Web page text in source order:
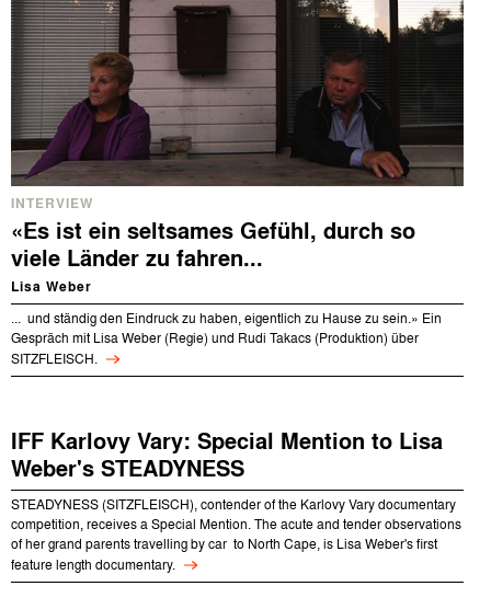
INTERVIEW
«Es ist ein seltsames Gefühl, durch so
viele Länder zu fahren...
Lisa Weber
... und ständig den Eindruck zu haben, eigentlich zu Hause zu sein.» Ein
Gespräch mit Lisa Weber (Regie) und Rudi Takacs (Produktion) über
SITZFLEISCH.
IFF Karlovy Vary: Special Mention to Lisa
Weber's STEADYNESS
STEADYNESS (SITZFLEISCH), contender of the Karlovy Vary documentary
competition, receives a Special Mention. The acute and tender observations
of her grand parents travelling by car to North Cape, is Lisa Weber's first
feature length documentary.